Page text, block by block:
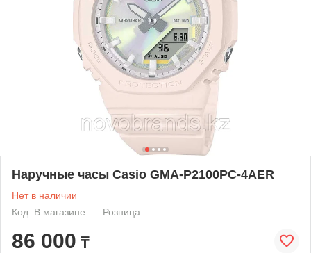
Наручные часы Casio GMA-P2100PC-4AER
Нет в наличии
Код: В магазине
Розница
86 000 ₸